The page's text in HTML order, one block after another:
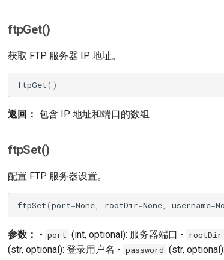
ftpGet()
获取 FTP 服务器 IP 地址。
ftpGet()
返回： 包含 IP 地址和端口的数组
ftpSet()
配置 FTP 服务器设置。
ftpSet(port=None rootDir=None username=
参数： - port (int, optional): 服务器端口 - rootDir
(str, optional): 登录用户名 - password (str,